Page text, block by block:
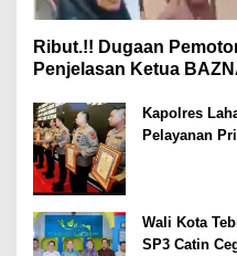
Ribut.!! Dugaan
Penjelasan Ketua
Kapolres
Pelayanan
Wali Kota
SP3 Catin